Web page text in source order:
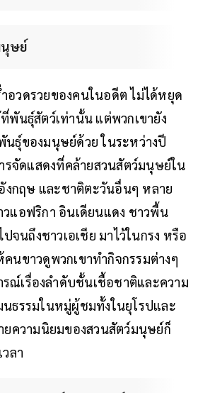
ษย์
อวดรวยของคนในอดีต ไม่ได้หยุด
พันธุ์สัตว์เท่านั้น แต่พวกเขายัง
นธุ์ของมนุษย์ด้วย ในระหว่างปี
รจัดแสดงที่คล้ายสวนสัตว์มนุษย์ใน
งกฤษ และชาติตะวันอื่นๆ หลาย
วแอฟริกา อินเดียนแดง ชาวพื้น
ปจนถึงชาวเอเชีย มาไว้ในกรง หรือ
นขาวดูพวกเขาทำกิจกรรมต่างๆ
ณ์เรื่องลำดับชั้นเชื้อชาติและความ
ธรรมในหมู่ผู้ชมทั้งในยุโรปและ
ยความนิยมของสวนสัตว์มนุษย์ก็
ลา